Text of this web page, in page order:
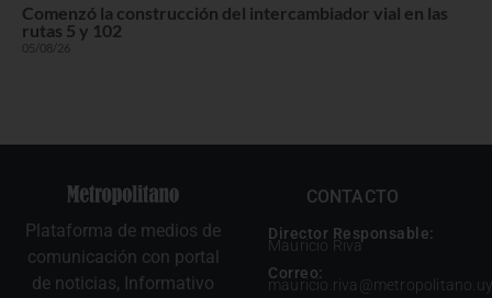
Comenzó la construcción del intercambiador vial en las
rutas 5 y 102
05/08/26
Plataforma de medios de
comunicación con portal
de noticias, Informativo
CONTACTO
Director Responsable:
Mauricio Riva
Correo:
mauricio.riva@metropolitano.uy